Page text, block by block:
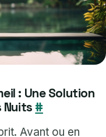
: Une Solution
Nuits #
Avant ou en